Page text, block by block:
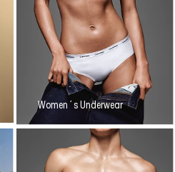
Women´s Underwear